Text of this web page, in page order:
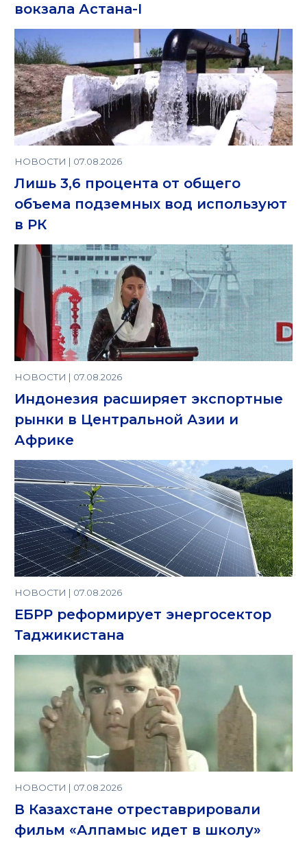
вокзала Астана-I
НОВОСТИ | 07.08.2026
Лишь 3,6 процента от общего
объема подземных вод используют
в РК
НОВОСТИ | 07.08.2026
Индонезия расширяет экспортные
рынки в Центральной Азии и
Африке
НОВОСТИ | 07.08.2026
ЕБРР реформирует энергосектор
Таджикистана
НОВОСТИ | 07.08.2026
В Казахстане отреставрировали
фильм «Алпамыс идет в школу»